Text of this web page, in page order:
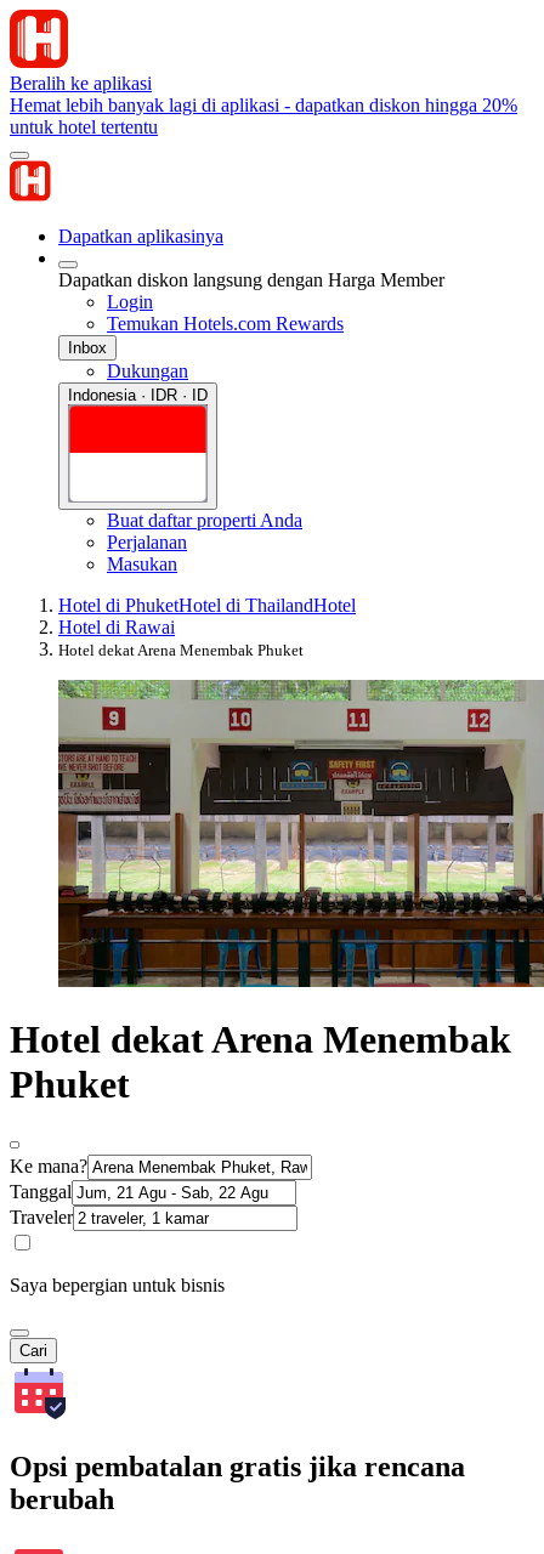
Beralih ke aplikasi
Hemat lebih banyak lagi di aplikasi - dapatkan diskon hingga 20%
untuk hotel tertentu
Dapatkan aplikasinya
Dapatkan diskon langsung dengan Harga Member
Login
Temukan Hotels.com Rewards
Inbox
Dukungan
Indonesia · IDR · ID
Buat daftar properti Anda
Perjalanan
Masukan
Hotel di PhuketHotel di ThailandHotel
Hotel di Rawai
Hotel dekat Arena Menembak Phuket
Hotel dekat Arena Menembak
Phuket
Ke mana?
Tanggal
Traveler
Saya bepergian untuk bisnis
Cari
Opsi pembatalan gratis jika rencana
berubah